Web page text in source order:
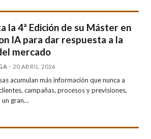
la 4ª Edición de su Máster en
IA para dar respuesta a la
mercado
· 20 ABRIL 2026
acumulan más información que nunca a
campañas, procesos y previsiones,
un gran…